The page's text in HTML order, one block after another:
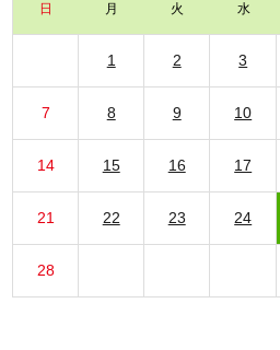
日 月 火 水
1 2 3
7 8 9 10
14 15 16 17
21 22 23 24
28